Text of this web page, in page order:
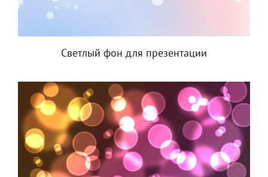
Светлый фон для презентации